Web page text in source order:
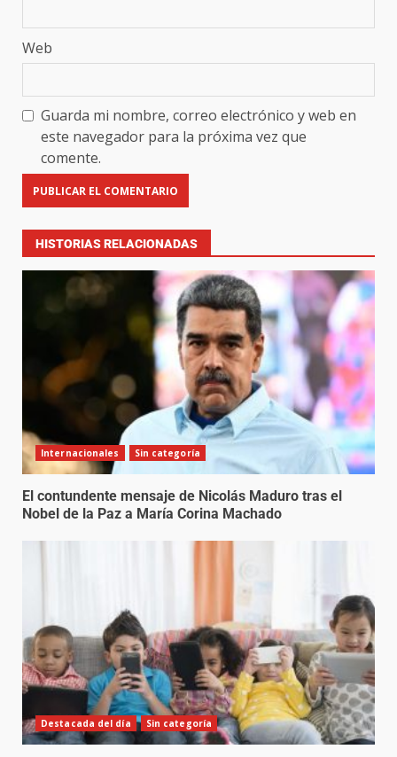
Web
Guarda mi nombre, correo electrónico y web en
este navegador para la próxima vez que
comente.
HISTORIAS RELACIONADAS
Internacionales Sin categoría
El contundente mensaje de Nicolás Maduro tras el
Nobel de la Paz a María Corina Machado
Destacada del día Sin categoría